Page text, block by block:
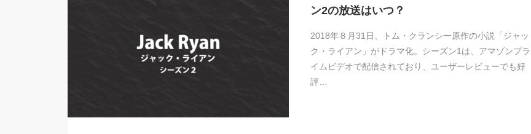
ン2の放送はいつ？
2018年８月31日、トム・クランシー原作の小説「ジャッ
ク・ライアン」がドラマ化。シーズン1は、アマゾンプラ
イムビデオで配信されており、ユーザーレビューでも好
評…